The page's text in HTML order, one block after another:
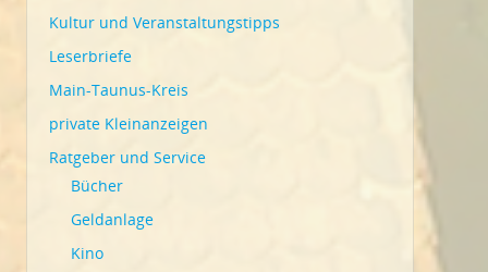
Kultur und Veranstaltungstipps
Leserbriefe
Main-Taunus-Kreis
private Kleinanzeigen
Ratgeber und Service
Bücher
Geldanlage
Kino